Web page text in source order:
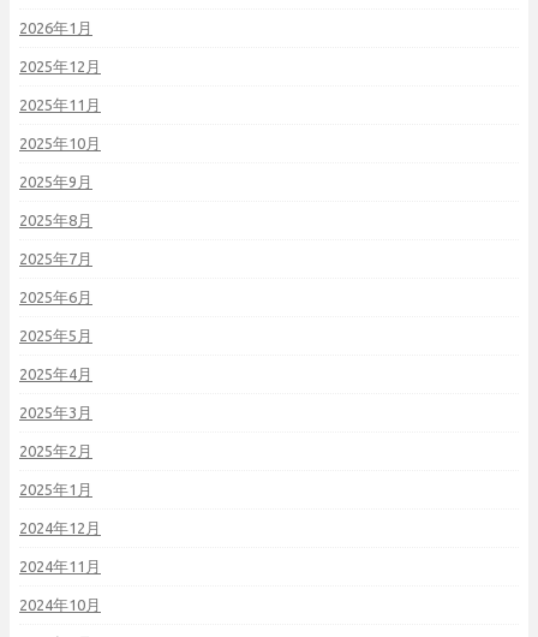
2026年1月
2025年12月
2025年11月
2025年10月
2025年9月
2025年8月
2025年7月
2025年6月
2025年5月
2025年4月
2025年3月
2025年2月
2025年1月
2024年12月
2024年11月
2024年10月